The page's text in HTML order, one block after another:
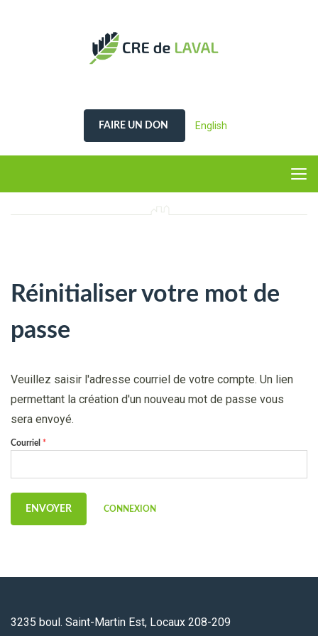
FAIRE UN DON English
Réinitialiser votre mot de
passe
Veuillez saisir l'adresse courriel de votre compte. Un lien
permettant la création d'un nouveau mot de passe vous
sera envoyé.
Courriel *
CONNEXION
3235 boul. Saint-Martin Est, Locaux 208-209